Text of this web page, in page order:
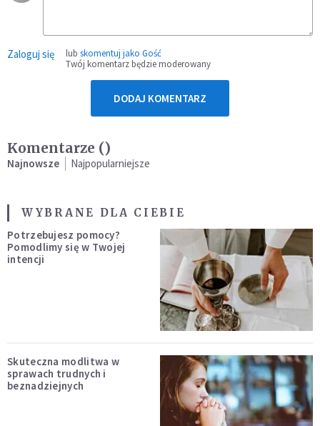
Zaloguj się lub skomentuj jako Gość
Twój komentarz będzie moderowany
DODAJ KOMENTARZ
Komentarze ()
Najnowsze Najpopularniejsze
WYBRANE DLA CIEBIE
Potrzebujesz pomocy?
Pomodlimy się w Twojej
intencji
Skuteczna modlitwa w
sprawach trudnych i
beznadziejnych